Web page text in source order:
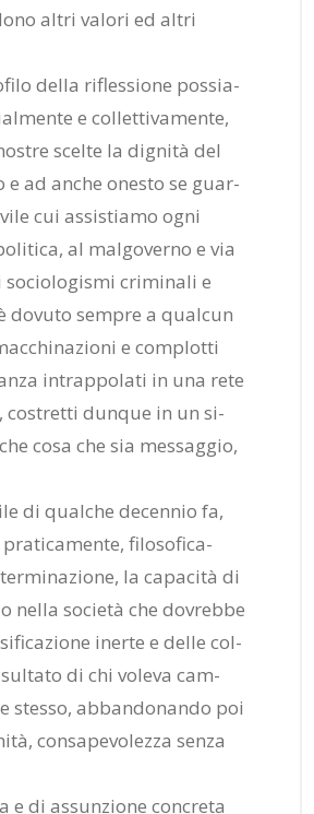
al­tri va­lo­ri ed al­tri
del­la ri­fles­sio­ne pos­sia­
e col­let­ti­va­men­te,
scel­te la di­gni­tà del
ad an­che one­sto se guar­
cui as­si­stia­mo ogni
al mal­go­ver­no e via
cri­mi­na­li e
do­vu­to sem­pre a qual­cun
e com­plot­ti
in­trap­po­la­ti in una rete
co­stret­ti dun­que in un si­
cosa che sia mes­sag­gio,
di qual­che de­cen­nio fa,
pra­ti­ca­men­te, fi­lo­so­fi­ca­
la ca­pa­ci­tà di
nel­la so­cie­tà che do­vreb­be
iner­te e del­le col­
di chi vo­le­va cam­
stes­so, ab­ban­do­nan­do poi
con­sa­pe­vo­lez­za sen­za
e di as­sun­zio­ne con­cre­ta